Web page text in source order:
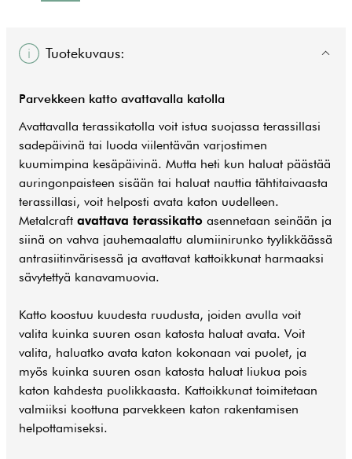
Tuotekuvaus:
Parvekkeen katto avattavalla katolla
Avattavalla terassikatolla voit istua suojassa terassillasi
sadepäivinä tai luoda viilentävän varjostimen
kuumimpina kesäpäivinä. Mutta heti kun haluat päästää
auringonpaisteen sisään tai haluat nauttia tähtitaivaasta
terassillasi, voit helposti avata katon uudelleen.
Metalcraft avattava terassikatto asennetaan seinään ja
siinä on vahva jauhemaalattu alumiinirunko tyylikkäässä
antrasiitinvärisessä ja avattavat kattoikkunat harmaaksi
sävytettyä kanavamuovia.
Katto koostuu kuudesta ruudusta, joiden avulla voit
valita kuinka suuren osan katosta haluat avata. Voit
valita, haluatko avata katon kokonaan vai puolet, ja
myös kuinka suuren osan katosta haluat liukua pois
katon kahdesta puolikkaasta. Kattoikkunat toimitetaan
valmiiksi koottuna parvekkeen katon rakentamisen
helpottamiseksi.